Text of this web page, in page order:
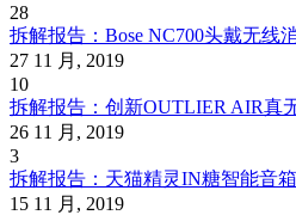
28
拆解报告：Bose NC700头戴无线
27 11 月, 2019
10
拆解报告：创新OUTLIER AIR真
26 11 月, 2019
3
拆解报告：天猫精灵IN糖智能音箱
15 11 月, 2019